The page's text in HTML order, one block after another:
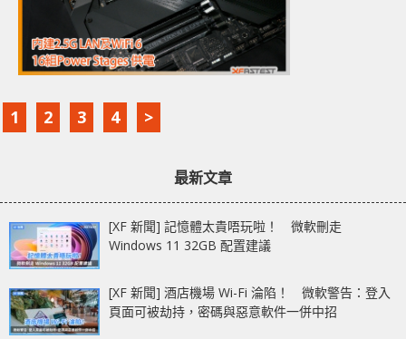
1 2 3 4 >
最新文章
[XF 新聞] 記憶體太貴唔玩啦！ 微軟刪走
Windows 11 32GB 配置建議
[XF 新聞] 酒店機場 Wi-Fi 淪陷！ 微軟警告：登入
頁面可被劫持，密碼與惡意軟件一併中招